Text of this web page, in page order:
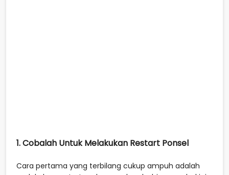
1. Cobalah Untuk Melakukan Restart Ponsel
Cara pertama yang terbilang cukup ampuh adalah